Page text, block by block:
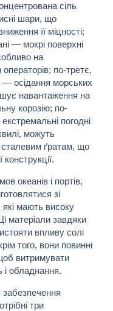
сіль
шари, що
її міцності;
— мокрі поверхні
на
по-третє,
— осідання морських
навантаження на
корозію; по-
погодні
можуть
ґратам, що
океанів і портів,
зі
які мають високу
матеріали завдяки
впливу солі
того, вони повинні
витримувати
і обладнання.
три